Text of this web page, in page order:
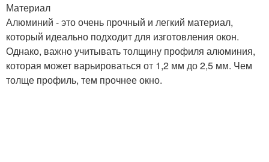
Материал
Алюминий - это очень прочный и легкий материал,
который идеально подходит для изготовления окон.
Однако, важно учитывать толщину профиля алюминия,
которая может варьироваться от 1,2 мм до 2,5 мм. Чем
толще профиль, тем прочнее окно.